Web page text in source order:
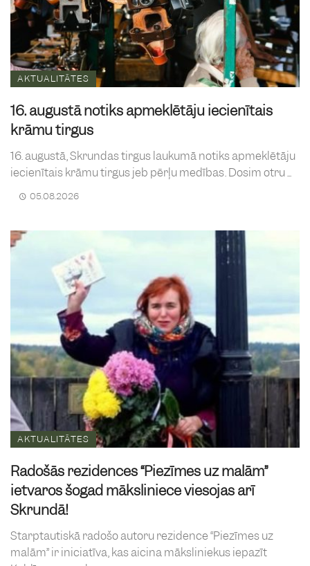
AKTUALITĀTES
16. augustā notiks apmeklētāju iecienītais
krāmu tirgus
16. augustā, Skrundas tirgus laukumā notiks apmeklētāju
iecienītais krāmu tirgus jeb pērļu medības. Dosim otru ...
05.08.2026
AKTUALITĀTES
Radošās rezidences “Piezīmes uz malām”
ietvaros šogad māksliniece viesojas arī
Skrundā!
Starptautiskā radošo autoru rezidence “Piezīmes uz
malām” ir iniciatīva, kas aicina māksliniekus iepazīt